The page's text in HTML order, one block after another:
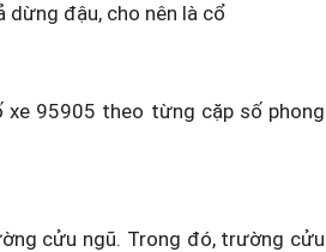
dừng đậu, cho nên là cổ
xe 95905 theo từng cặp số phong
cửu ngũ. Trong đó, trường cửu